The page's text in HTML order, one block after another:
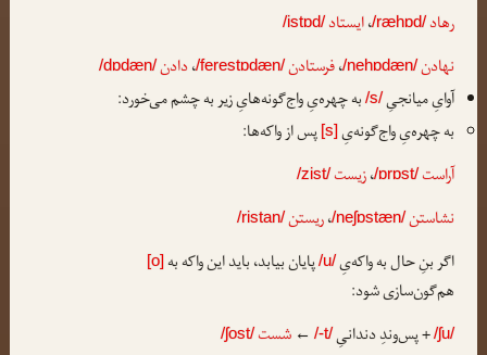
رهاد /ræhɒd/،ایستاد /istɒd/
نهادن/nehɒdæn/،فرستادن/ferestɒdæn/،دادن/dɒdæn/
آوایِ میانجیِ/s/به چهره‌یِ واج‌گونه‌هایِ زیر به چشم می‌خورد:
به چهره‌یِ واج‌گونه‌یِ [s] پس از واکه‌ها:
آراست /ɒrɒst/،زیست /zist/
نشاستن/neʃɒstæn/،ریستن/ristan/
اگر بنِ حال به واکه‌یِ/u/پایان بیابد، باید این واکه به [o]
هم‌گون‌سازی شود:
/ʃu/+ پس‌وندِ دندانیِ/-t/
←شست /ʃost/